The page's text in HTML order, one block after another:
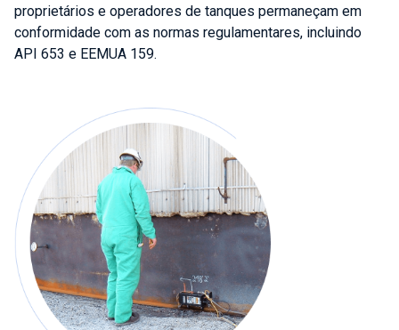
proprietários e operadores de tanques permaneçam em
conformidade com as normas regulamentares, incluindo
API 653 e EEMUA 159.